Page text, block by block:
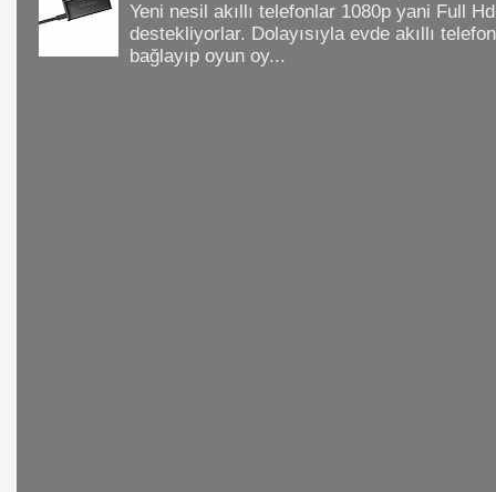
Yeni nesil akıllı telefonlar 1080p yani Full
destekliyorlar. Dolayısıyla evde akıllı
bağlayıp oyun oy...